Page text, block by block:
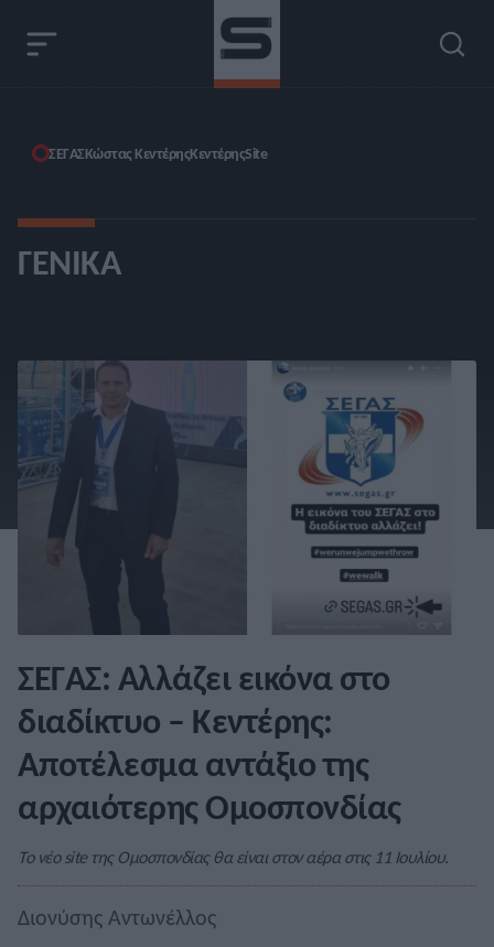
ΣΕΓΑΣΚώστας ΚεντέρηςKεντέρηςSite
ΓΕΝΙΚΆ
ΣΕΓΑΣ: Αλλάζει εικόνα στο
διαδίκτυο – Κεντέρης:
Αποτέλεσμα αντάξιο της
αρχαιότερης Ομοσπονδίας
Το νέο site της Ομοσπονδίας θα είναι στον αέρα στις 11 Ιουλίου.
Διονύσης Αντωνέλλος